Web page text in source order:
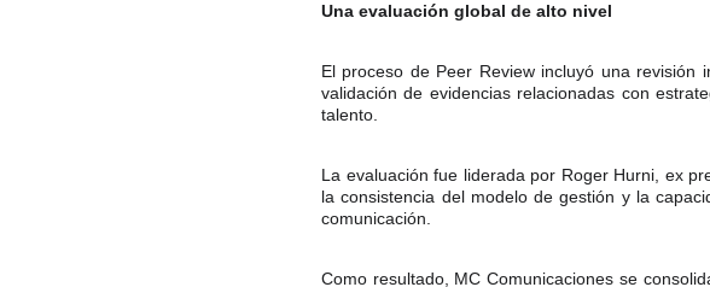
Una evaluación global de alto nivel
El proceso de Peer Review incluyó una
validación de evidencias relacionadas con
talento.
La evaluación fue liderada por Roger Hurni, ex
la consistencia del modelo de gestión y la
comunicación.
Como resultado, MC Comunicaciones se